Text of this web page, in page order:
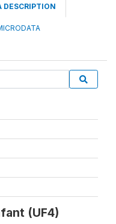
DESCRIPTION
(UF4)